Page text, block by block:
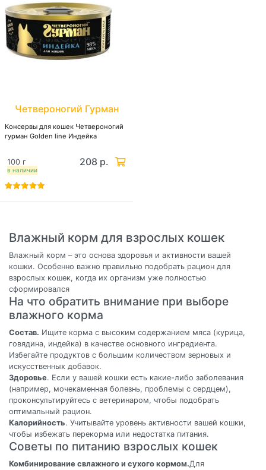
Четвероногий Гурман
Консервы для кошек Четвероногий
гурман Golden line Индейка
в наличии
100 г 208 р.
Влажный корм для взрослых кошек
Влажный корм – это основа здоровья и активности вашей
кошки. Особенно важно правильно подобрать рацион для
взрослых кошек, когда их организм уже полностью
сформировался
На что обратить внимание при выборе
влажного корма
Состав. Ищите корма с высоким содержанием мяса (курица,
говядина, индейка) в качестве основного ингредиента.
Избегайте продуктов с большим количеством зерновых и
искусственных добавок.
Здоровье. Если у вашей кошки есть какие-либо заболевания
(например, мочекаменная болезнь, проблемы с сердцем),
проконсультируйтесь с ветеринаром, чтобы подобрать
оптимальный рацион.
Калорийность. Учитывайте уровень активности вашей кошки,
чтобы избежать перекорма или недостатка питания.
Советы по питанию взрослых кошек
Комбинирование свлажного и сухого кормом.Для